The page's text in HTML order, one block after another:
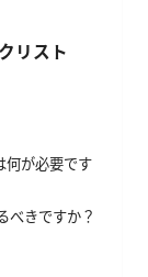
リスト
が必要です
べきですか？